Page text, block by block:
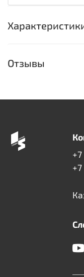
Отзывы